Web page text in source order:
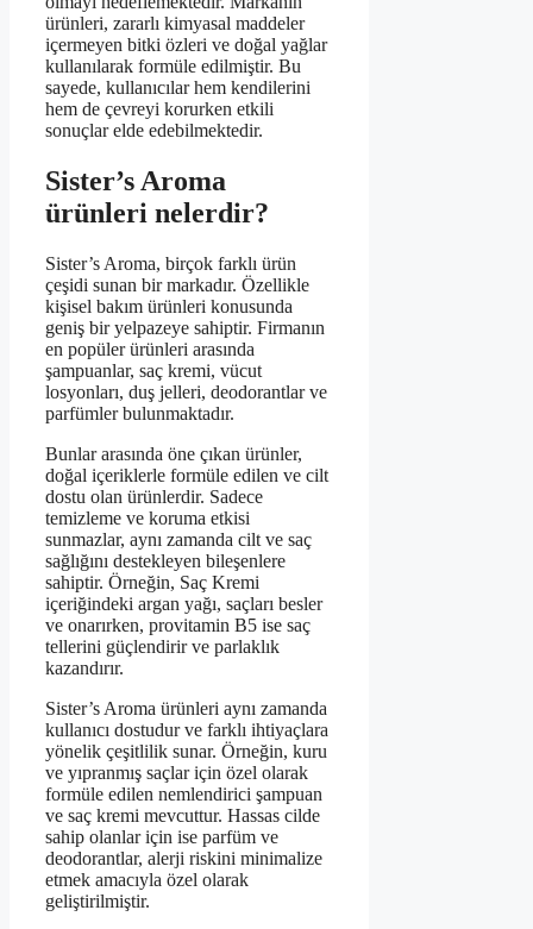
ürünleri, zararlı kimyasal maddeler
içermeyen bitki özleri ve doğal yağlar
kullanılarak formüle edilmiştir. Bu
sayede, kullanıcılar hem kendilerini
hem de çevreyi korurken etkili
sonuçlar elde edebilmektedir.
Sister’s Aroma
ürünleri nelerdir?
Sister’s Aroma, birçok farklı ürün
çeşidi sunan bir markadır. Özellikle
kişisel bakım ürünleri konusunda
geniş bir yelpazeye sahiptir. Firmanın
en popüler ürünleri arasında
şampuanlar, saç kremi, vücut
losyonları, duş jelleri, deodorantlar ve
parfümler bulunmaktadır.
Bunlar arasında öne çıkan ürünler,
doğal içeriklerle formüle edilen ve cilt
dostu olan ürünlerdir. Sadece
temizleme ve koruma etkisi
sunmazlar, aynı zamanda cilt ve saç
sağlığını destekleyen bileşenlere
sahiptir. Örneğin, Saç Kremi
içeriğindeki argan yağı, saçları besler
ve onarırken, provitamin B5 ise saç
tellerini güçlendirir ve parlaklık
kazandırır.
Sister’s Aroma ürünleri aynı zamanda
kullanıcı dostudur ve farklı ihtiyaçlara
yönelik çeşitlilik sunar. Örneğin, kuru
ve yıpranmış saçlar için özel olarak
formüle edilen nemlendirici şampuan
ve saç kremi mevcuttur. Hassas cilde
sahip olanlar için ise parfüm ve
deodorantlar, alerji riskini minimalize
etmek amacıyla özel olarak
geliştirilmiştir.